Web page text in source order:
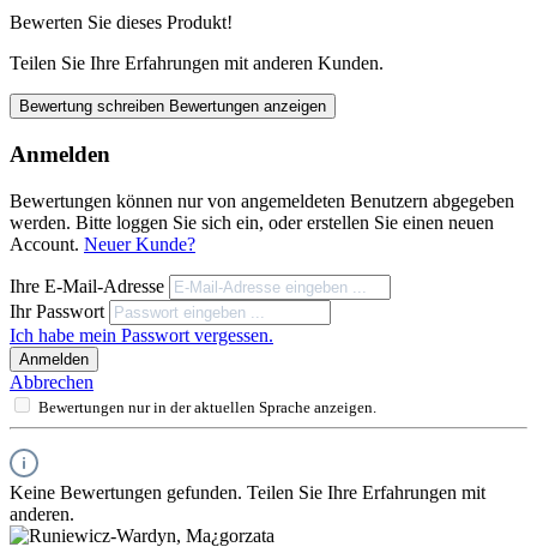
Bewerten Sie dieses Produkt!
Teilen Sie Ihre Erfahrungen mit anderen Kunden.
Bewertung schreiben Bewertungen anzeigen
Anmelden
Bewertungen können nur von angemeldeten Benutzern abgegeben
werden. Bitte loggen Sie sich ein, oder erstellen Sie einen neuen
Account. Neuer Kunde?
Ihre E-Mail-Adresse
Ihr Passwort
Ich habe mein Passwort vergessen.
Anmelden
Abbrechen
Bewertungen nur in der aktuellen Sprache anzeigen.
Keine Bewertungen gefunden. Teilen Sie Ihre Erfahrungen mit
anderen.